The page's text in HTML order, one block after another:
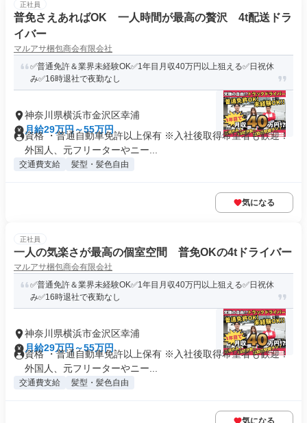
正社員
普免さえあればOK 一人時間が最高の贅沢 4t配送ドラ
イバー
マルアサ梱包商会有限会社
✅普通免許＆業界未経験OK✅1年目月収40万円以上狙える✅日祝休
み✅16時退社で夜勤なし
神奈川県横浜市金沢区幸浦
月給29万円～55万円
資格 ・普通自動車免許以上保有 ※入社後取得希望者も歓迎！
外国人、元フリーターやニー...
交通費支給 髪型・髪色自由
気になる
正社員
一人の気楽さが最高の個室空間 普免OKの4tドライバー
マルアサ梱包商会有限会社
✅普通免許＆業界未経験OK✅1年目月収40万円以上狙える✅日祝休
み✅16時退社で夜勤なし
神奈川県横浜市金沢区幸浦
月給29万円～55万円
資格 ・普通自動車免許以上保有 ※入社後取得希望者も歓迎！
外国人、元フリーターやニー...
交通費支給 髪型・髪色自由
気になる